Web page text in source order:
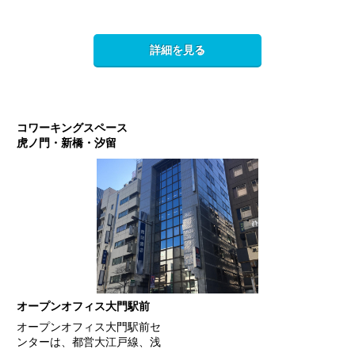
詳細を見る
コワーキングスペース
虎ノ門・新橋・汐留
オープンオフィス大門駅前
オープンオフィス大門駅前セ
ンターは、都営大江戸線、浅